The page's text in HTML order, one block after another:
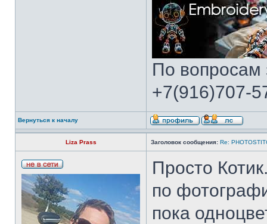
По вопросам
+7(916)707-
Вернуться к началу
Liza Prass Заголовок сообщения: Re:
Просто
по
пока